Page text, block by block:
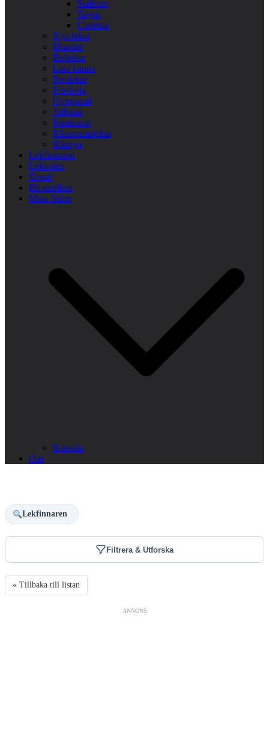
Stafetter
Tagen
Utelekar
Nya lekar
Blandat
Bollekar
Lära känna
Festlekar
Förskola
Gympasal
Jullekar
Femkamp
Klassrumslekar
Kluriga
Lekfinnaren
Lekindex
Tipsa!
Bli medlem
Mina Sidor
Kontakt
Om
Lekfinnaren
Filtrera & Utforska
« Tillbaka till listan
ANNONS